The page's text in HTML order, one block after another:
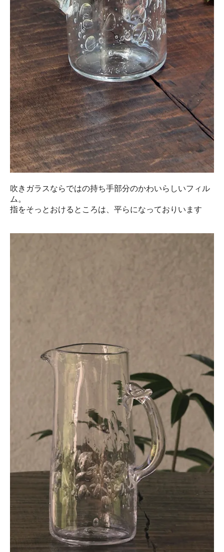
吹きガラスならではの持ち手部分のかわいらしいフィル
ム。
指をそっとおけるところは、平らになっておりいます